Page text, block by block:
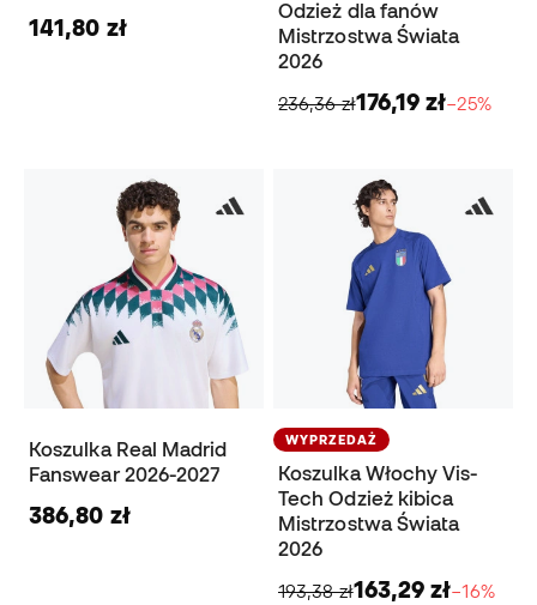
141,80 zł
Odzież dla fanów
Mistrzostwa Świata
2026
236,36 zł176,19 zł−25%
Koszulka Real Madrid
Fanswear 2026-2027
386,80 zł
WYPRZEDAŻ
Koszulka Włochy Vis-
Tech Odzież kibica
Mistrzostwa Świata
2026
193,38 zł163,29 zł−16%